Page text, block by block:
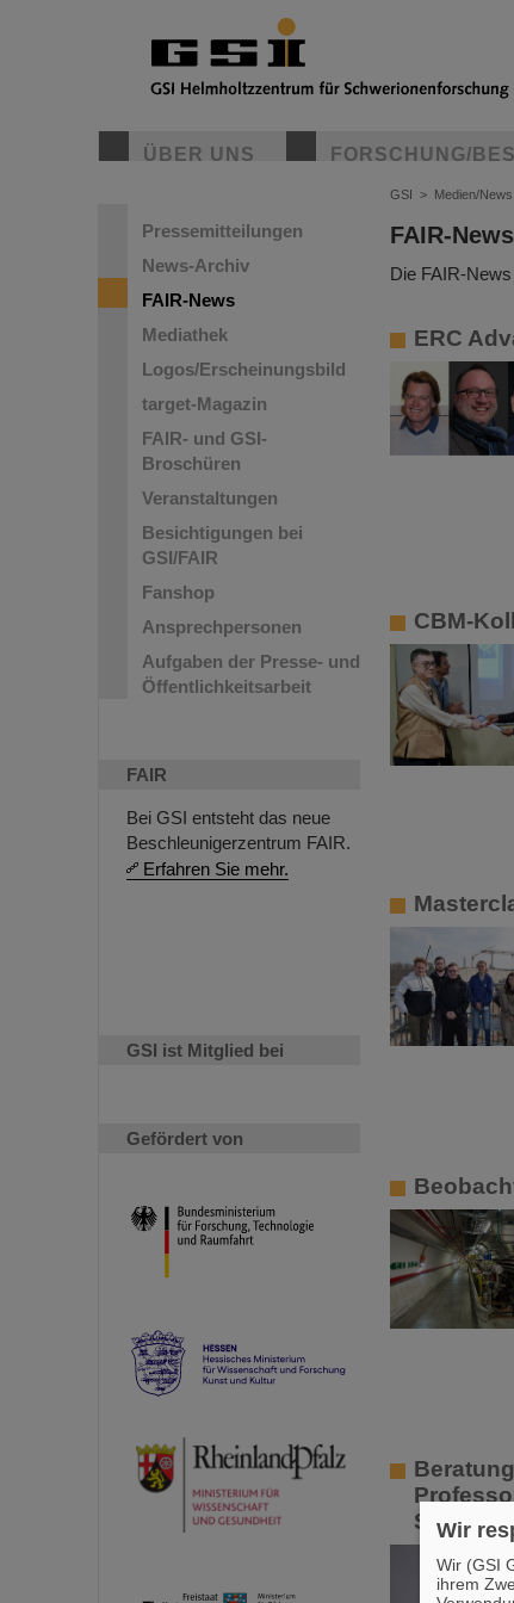
ÜBER UNS FORSCHUNG/
Pressemitteilungen
News-Archiv
FAIR-News
Mediathek
Logos/Erscheinungsbild
target-Magazin
FAIR- und GSI-
Broschüren
Veranstaltungen
Besichtigungen bei
GSI/FAIR
Fanshop
Ansprechpersonen
Aufgaben der Presse- und
Öffentlichkeitsarbeit
FAIR
Bei GSI entsteht das neue
Beschleunigerzentrum FAIR.
Erfahren Sie mehr.
GSI ist Mitglied bei
Gefördert von
GSI > Medien/News
FAIR-News
Die FAIR-
ERC
CBM-
Wir
Wir (GSI
ihrem